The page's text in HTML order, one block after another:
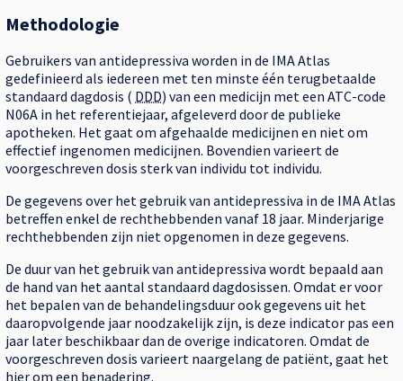
Methodologie
Gebruikers van antidepressiva worden in de IMA Atlas
gedefinieerd als iedereen met ten minste één terugbetaalde
standaard dagdosis ( DDD) van een medicijn met een ATC-code
N06A in het referentiejaar, afgeleverd door de publieke
apotheken. Het gaat om afgehaalde medicijnen en niet om
effectief ingenomen medicijnen. Bovendien varieert de
voorgeschreven dosis sterk van individu tot individu.
De gegevens over het gebruik van antidepressiva in de IMA Atlas
betreffen enkel de rechthebbenden vanaf 18 jaar. Minderjarige
rechthebbenden zijn niet opgenomen in deze gegevens.
De duur van het gebruik van antidepressiva wordt bepaald aan
de hand van het aantal standaard dagdosissen. Omdat er voor
het bepalen van de behandelingsduur ook gegevens uit het
daaropvolgende jaar noodzakelijk zijn, is deze indicator pas een
jaar later beschikbaar dan de overige indicatoren. Omdat de
voorgeschreven dosis varieert naargelang de patiënt, gaat het
hier om een benadering.